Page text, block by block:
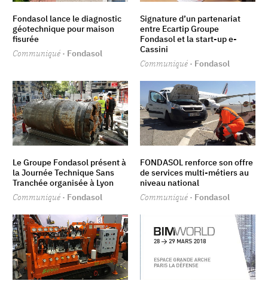
Fondasol lance le diagnostic
géotechnique pour maison
fisurée
Communiqué · Fondasol
Signature d’un partenariat
entre Ecartip Groupe
Fondasol et la start-up e-
Cassini
Communiqué · Fondasol
Le Groupe Fondasol présent à
la Journée Technique Sans
Tranchée organisée à Lyon
Communiqué · Fondasol
FONDASOL renforce son offre
de services multi-métiers au
niveau national
Communiqué · Fondasol